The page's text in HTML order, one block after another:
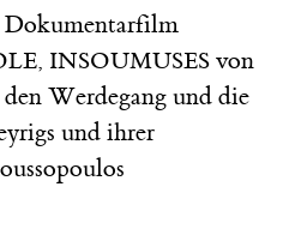
Dokumentarfilm
INSOUMUSES von
Werdegang und die
und ihrer